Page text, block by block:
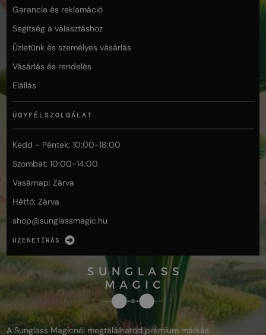
Garancia és reklamáció
Segítség a választáshoz
Üzletünk és személyes vásárlás
Vásárlás és rendelés
Elállás
ÜGYFÉLSZOLGÁLAT
Kedd - Péntek: 10:00-18:00
Szombat: 10:00-14:00
Vasárnap: Zárva
Hétfő: Zárva
shop@sunglassmagic.hu
ÜZENETÍRÁS
A Sunglass Magicnél megtalálhatod prémium márkás